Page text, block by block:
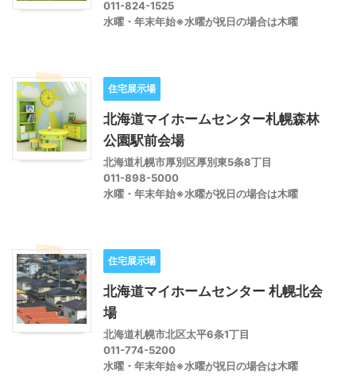
011-824-1525
水曜・年末年始※水曜が祝日の場合は木曜
住宅展示場
北海道マイホームセンター札幌森林
公園駅前会場
北海道札幌市厚別区厚別東5条8丁目
011-898-5000
水曜・年末年始※水曜が祝日の場合は木曜
住宅展示場
北海道マイホームセンター 札幌北会
場
北海道札幌市北区太平6条1丁目
011-774-5200
水曜・年末年始※水曜が祝日の場合は木曜